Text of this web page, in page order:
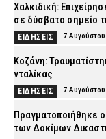
Χαλκιδική:
σε δύσβατο σημείο
ΕΙΔΗΣΕΙΣ 7
Κοζάνη:
νταλίκας
ΕΙΔΗΣΕΙΣ 7
Πραγματοποιήθηκε
των Δοκίμων